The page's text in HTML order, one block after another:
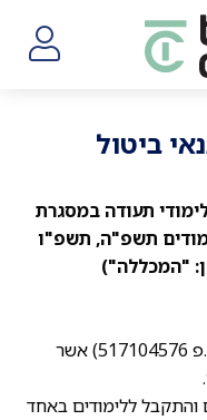
ביטול
תעודה במסגרת
תשפ"ה, תשפ"ו
"המכללה")
המכללה" - חברת תרפיה קייר בע"מ (ח.פ 517104576) אשר
ללימודים באחד